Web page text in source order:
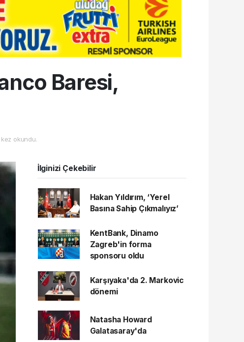
Baresi,
okundu.
İlginizi Çekebilir
Hakan Yıldırım, ‘Yerel
Basına Sahip Çıkmalıyız’
KentBank, Dinamo
Zagreb'in forma
sponsoru oldu
Karşıyaka'da 2. Markovic
dönemi
Natasha Howard
Galatasaray'da